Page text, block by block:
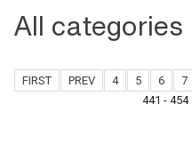
All categories
441 -
FIRST PREV 4 5 6 7